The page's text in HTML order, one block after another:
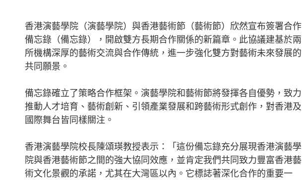
香港演藝學院（演藝學院）與香港藝術節（藝術節）欣然宣布簽署合作
備忘錄（備忘錄），開啟雙方長期合作關係的新篇章。此協議建基於兩
所機構深厚的藝術交流與合作傳統，進一步強化雙方對藝術未來發展的
共同願景。
備忘錄確立了策略合作框架。演藝學院和藝術節將發揮各自優勢，致力
推動人才培育、藝術創新、引領產業發展和跨藝術形式創作，對香港及
國際舞台皆同樣關注。
香港演藝學院校長陳頌瑛教授表示：「這份備忘錄充分展現香港演藝學
院與香港藝術節之間的強大協同效應，並肯定我們共同致力豐富香港藝
術文化景觀的承諾，尤其在大灣區以內。它標誌著深化合作的重要一
《酒徒》—— 香港演藝學院戲劇學院及香港藝術節於2026年聯合製作。